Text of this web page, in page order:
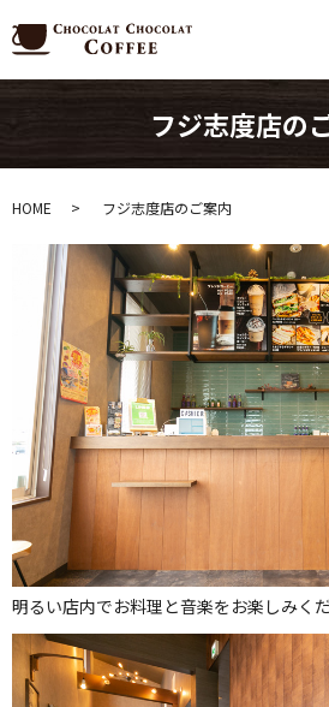
フジ志度店の
HOME フジ志度店のご案内
明るい店内でお料理と音楽をお楽しみくだ